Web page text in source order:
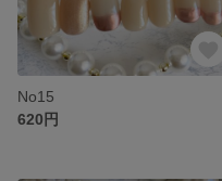
No15
620円